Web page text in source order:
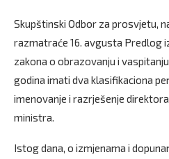
Skupštinski Odbor za prosvjetu,
razmatraće 16. avgusta Predlog
zakona o obrazovanju i
godina imati dva klasifikaciona
imenovanje i razrješenje
ministra.
Istog dana, o izmjenama i